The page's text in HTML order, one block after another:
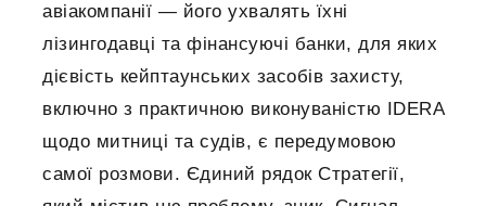
авіакомпанії — його ухвалять їхні
лізингодавці та фінансуючі банки, для яких
дієвість кейптаунських засобів захисту,
включно з практичною виконуваністю IDERA
щодо митниці та судів, є передумовою
самої розмови. Єдиний рядок Стратегії,